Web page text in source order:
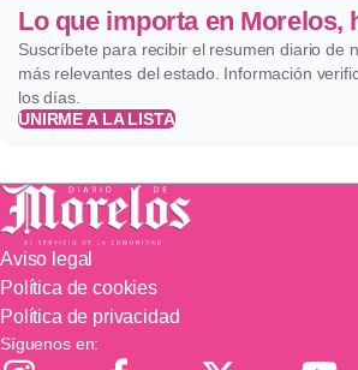
Lo que importa en Morelos,
Suscríbete para recibir el resumen diario de
más relevantes del estado. Información
los días.
UNIRME A LA LISTA
Aviso legal
Política de cookies
Política de privacidad
Síguenos en: